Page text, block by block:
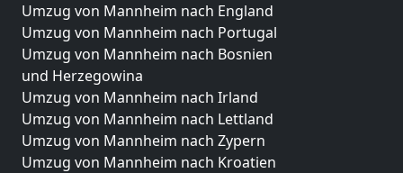
Umzug von Mannheim nach England
Umzug von Mannheim nach Portugal
Umzug von Mannheim nach Bosnien
und Herzegowina
Umzug von Mannheim nach Irland
Umzug von Mannheim nach Lettland
Umzug von Mannheim nach Zypern
Umzug von Mannheim nach Kroatien